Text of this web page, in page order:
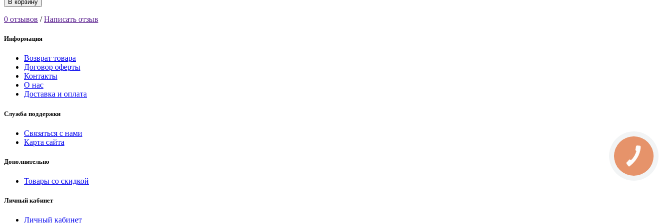
В корзину
0 отзывов /Написать отзыв
Информация
Возврат товара
Договор оферты
Контакты
О нас
Доставка и оплата
Служба поддержки
Связаться с нами
Карта сайта
Дополнительно
Товары со скидкой
Личный кабинет
Личный кабинет